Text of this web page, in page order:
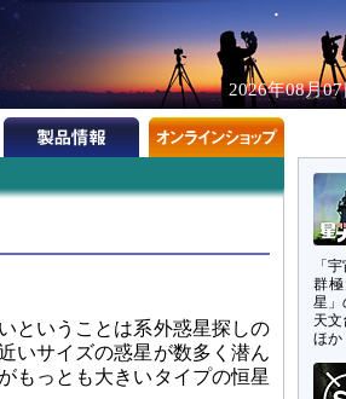
2026年08月07
ということは系外惑星探しの
いサイズの惑星が数多く潜ん
もっとも大きいタイプの恒星
「
群
星」
天文
ほか